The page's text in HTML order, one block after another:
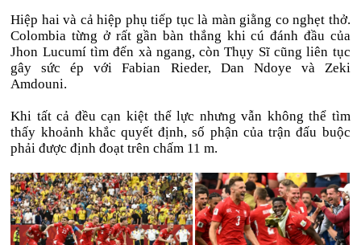
Hiệp hai và cả hiệp phụ tiếp tục là màn giằng co nghẹt thở.
Colombia từng ở rất gần bàn thắng khi cú đánh đầu của
Jhon Lucumí tìm đến xà ngang, còn Thụy Sĩ cũng liên tục
gây sức ép với Fabian Rieder, Dan Ndoye và Zeki
Amdouni.
Khi tất cả đều cạn kiệt thể lực nhưng vẫn không thể tìm
thấy khoảnh khắc quyết định, số phận của trận đấu buộc
phải được định đoạt trên chấm 11 m.